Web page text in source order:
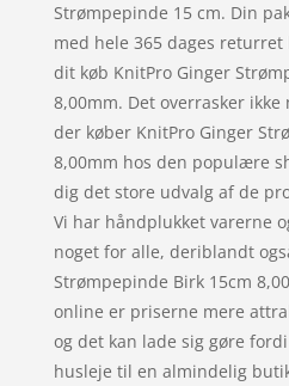
Strømpepinde 15 cm. Din
med hele 365 dages
dit køb KnitPro Ginger
8,00mm. Det overrasker
der køber KnitPro Ginger
8,00mm hos den populære
dig det store udvalg af de
Vi har håndplukket varerne
noget for alle, deriblandt
Strømpepinde Birk 15cm
online er priserne mere
og det kan lade sig gøre
husleje til en almindelig